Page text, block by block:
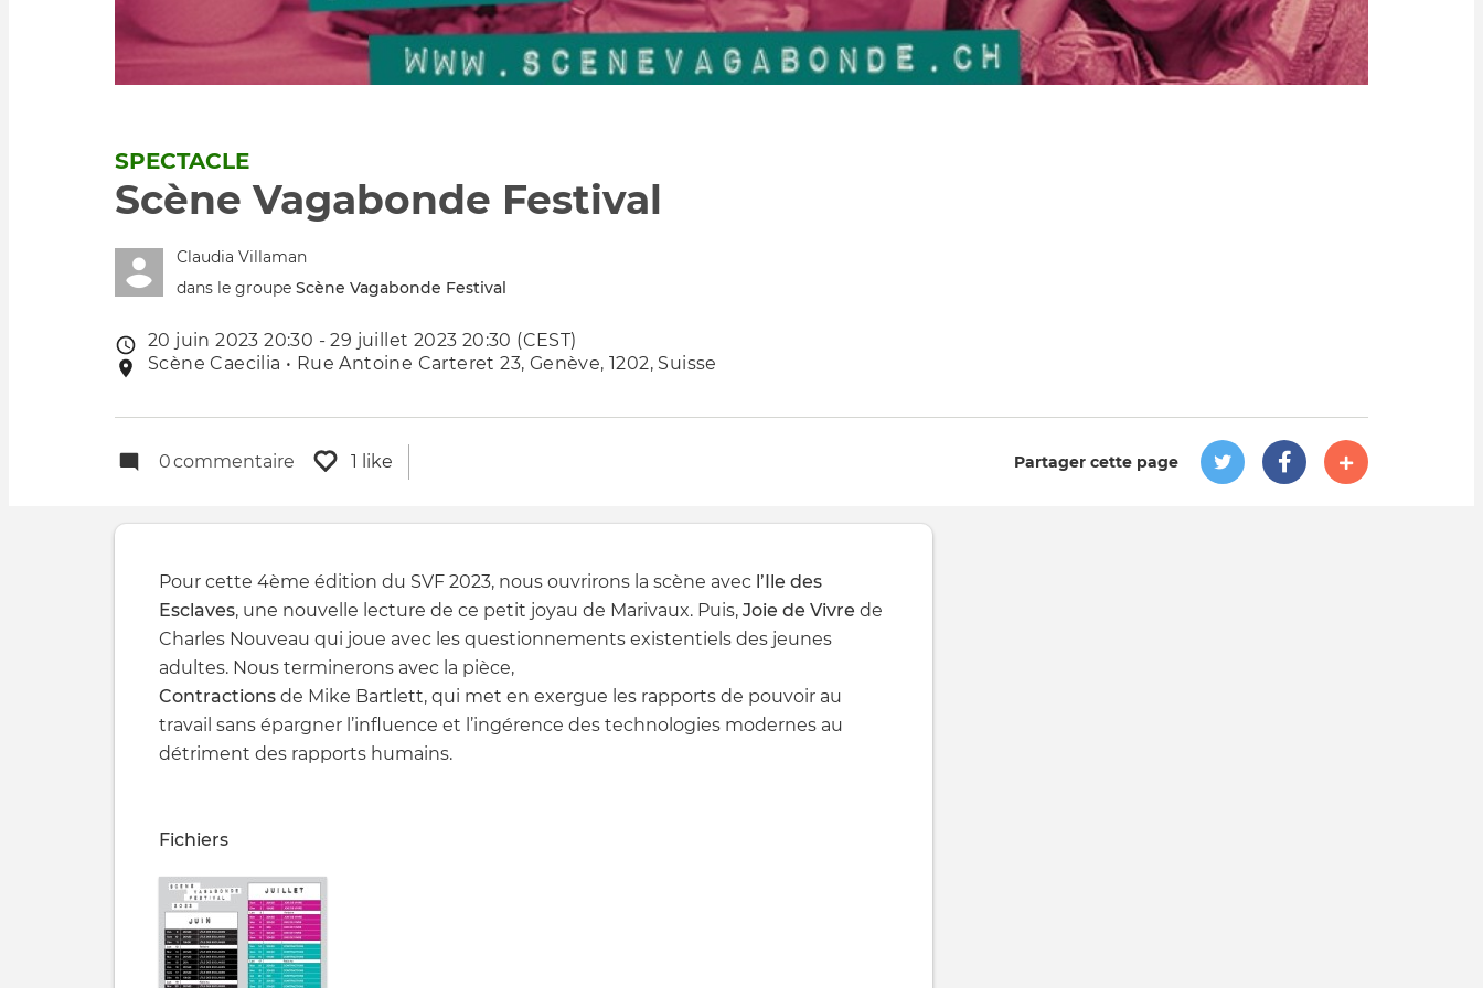
SPECTACLE
Scène Vagabonde Festival
Claudia Villaman
dans le groupe Scène Vagabonde Festival
Date
de
20 juin 2023 20:30 - 29 juillet 2023 20:30 (CEST)
Lieu
Scène Caecilia • Rue Antoine Carteret 23, Genève, 1202, Suisse
0commentaire 1 like Partager cette page
Pour cette 4ème édition du SVF 2023, nous ouvrirons la scène avec l’Ile des
Esclaves, une nouvelle lecture de ce petit joyau de Marivaux. Puis, Joie de Vivre de
Charles Nouveau qui joue avec les questionnements existentiels des jeunes
adultes. Nous terminerons avec la pièce,
Contractions de Mike Bartlett, qui met en exergue les rapports de pouvoir au
travail sans épargner l’influence et l’ingérence des technologies modernes au
détriment des rapports humains.
Fichiers